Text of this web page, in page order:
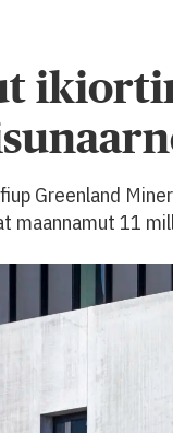
Greenland
maannamut 11